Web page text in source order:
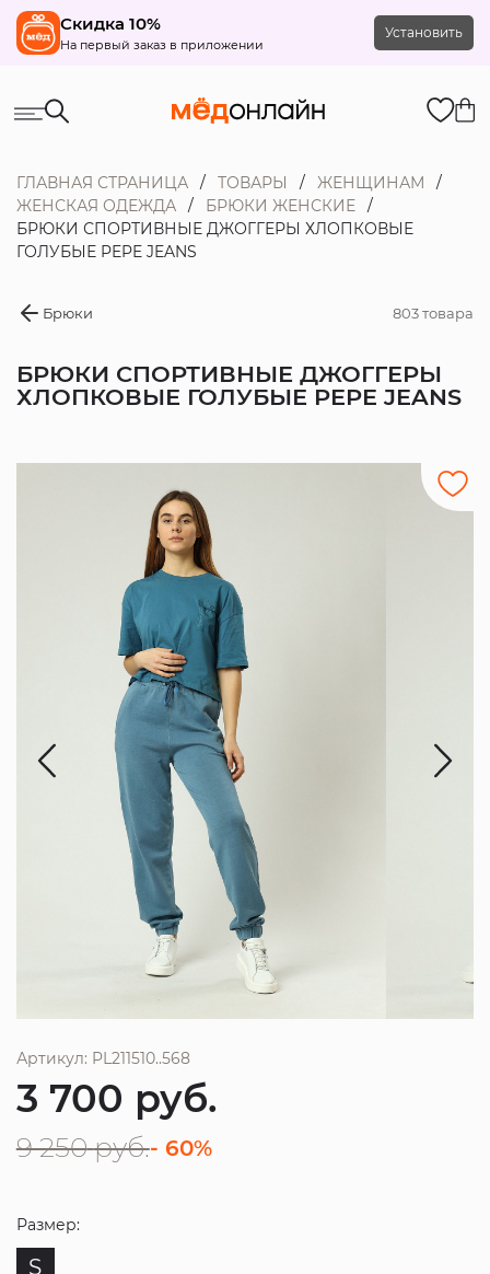
Скидка 10%
На первый заказ в приложении
Установить
ГЛАВНАЯ СТРАНИЦА ТОВАРЫ
ЖЕНЩИНАМ
ЖЕНСКАЯ ОДЕЖДА
БРЮКИ ЖЕНСКИЕ
БРЮКИ СПОРТИВНЫЕ ДЖОГГЕРЫ ХЛОПКОВЫЕ
ГОЛУБЫЕ PEPE JEANS
Брюки 803 товара
БРЮКИ СПОРТИВНЫЕ ДЖОГГЕРЫ
ХЛОПКОВЫЕ ГОЛУБЫЕ PEPE JEANS
Артикул: PL211510..568
3 700 руб.
9 250 руб.- 60%
Размер:
S